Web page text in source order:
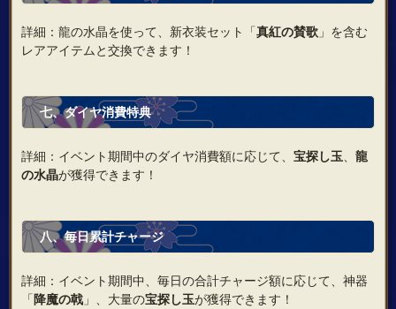
詳細：龍の水晶を使って、新衣装セット「真紅の賛歌」を含む
レアアイテムと交換できます！
七、ダイヤ消費特典
詳細：イベント期間中のダイヤ消費額に応じて、 宝探し玉、 龍
の水晶が獲得できます！
八、毎日累計チャージ
詳細：イベント期間中、毎日の合計チャージ額に応じて、神器
「降魔の戟」、大量の宝探し玉が獲得できます！